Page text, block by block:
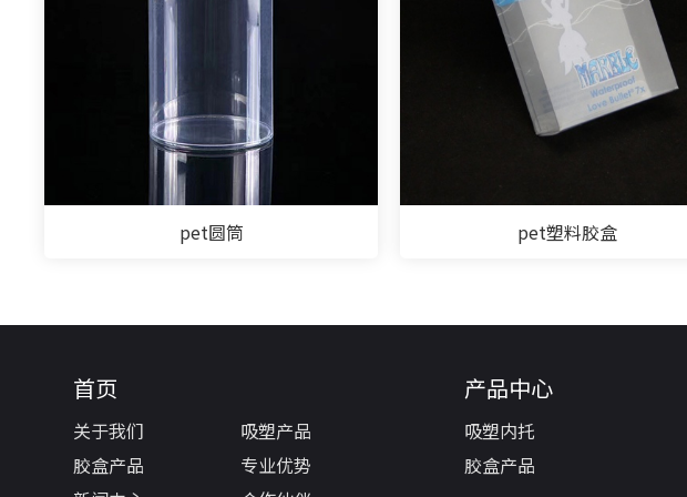
pet圆筒 pet塑料胶盒
首页
关于我们
吸塑产品
胶盒产品
专业优势
产品中心
吸塑内托
胶盒产品